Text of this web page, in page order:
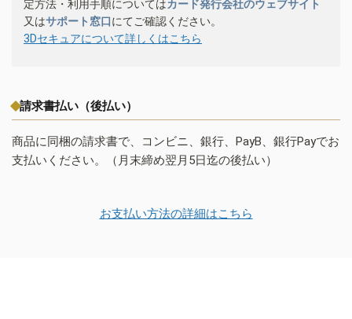
定方法・利用手順についてはカード発行会社のウェブサイト
又はサポート窓口にてご確認ください。
3Dセキュアについて詳しくはこちら
請求書払い（後払い）
商品に同梱の請求書で、コンビニ、銀行、PayB、銀行Payでお
支払いください。（月末締め翌月5日迄の後払い）
お支払い方法の詳細はこちら